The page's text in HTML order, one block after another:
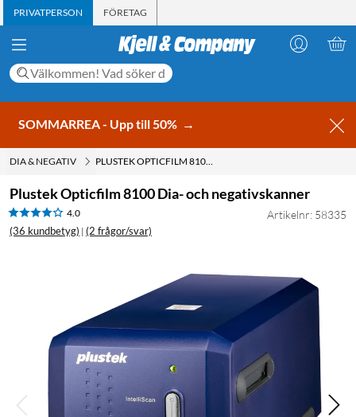
PRIVATPERSON FÖRETAG
SOMMARREA - Upp till 50% →
DIA & NEGATIV PLUSTEK OPTICFILM 8100 DIA- OCH NEGATIVSKANNER
Plustek Opticfilm 8100 Dia- och negativskanner
4.0
(36 kundbetyg) | (2 frågor/svar)
Artikelnr: 58335